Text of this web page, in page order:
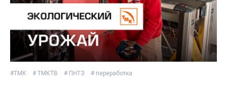
#ТМК # ТМКТВ # ПНТЗ # переработка